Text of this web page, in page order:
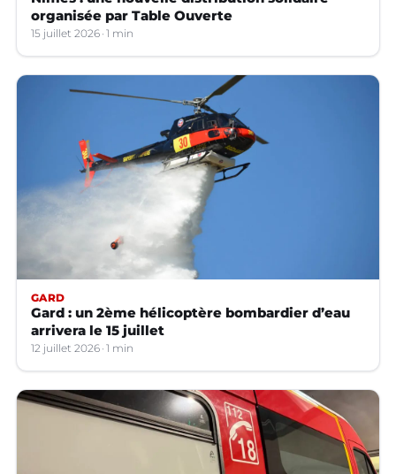
organisée par Table Ouverte
15 juillet 2026 1 min
GARD
Gard : un 2ème hélicoptère bombardier d’eau
arrivera le 15 juillet
12 juillet 2026 1 min